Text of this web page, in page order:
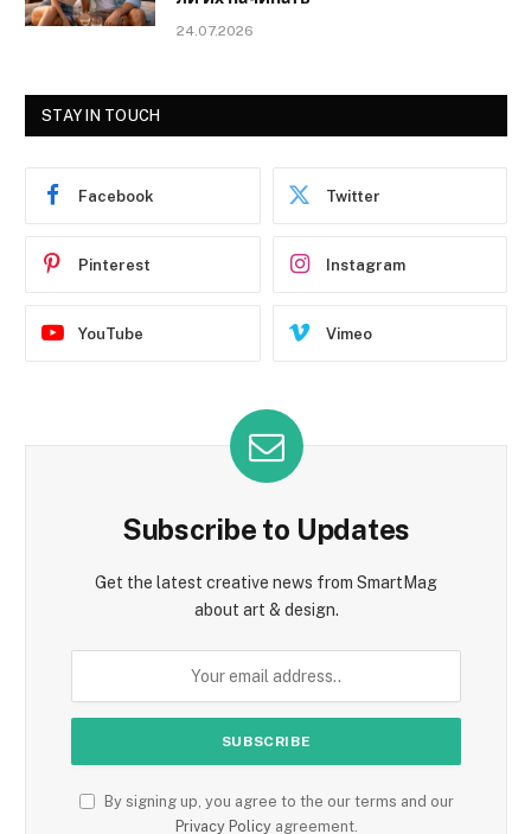
24.07.2026
STAY IN TOUCH
Facebook Twitter
Pinterest Instagram
YouTube Vimeo
Subscribe to Updates
Get the latest creative news from SmartMag
about art & design.
By signing up, you agree to the our terms and our
Privacy Policyagreement.